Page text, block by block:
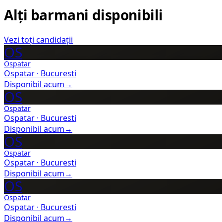
Alți barmani disponibili
Vezi toți candidații
OS
Ospatar
Ospatar · Bucuresti
Disponibil acum→
OS
Ospatar
Ospatar · Bucuresti
Disponibil acum→
OS
Ospatar
Ospatar · Bucuresti
Disponibil acum→
OS
Ospatar
Ospatar · Bucuresti
Disponibil acum→